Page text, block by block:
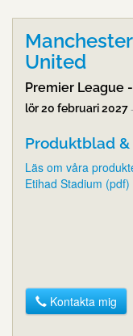
United
Premier League
lör 20 februari 2027 -
Produktblad
Läs om våra
Etihad Stadium (pdf)
Kontakta mig